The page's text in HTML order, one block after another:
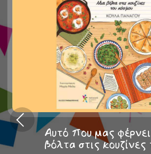
Αυτό που μας
βόλτα στις